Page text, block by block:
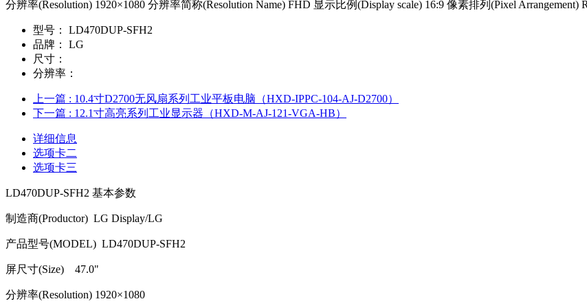
分辨率(Resolution) 1920×1080 分辨率简称(Resolution Name) FHD 显示比例(Display scale) 16:9 像素排列(Pixel
型号：
LD470DUP-SFH2
品牌：
LG
尺寸：
分辨率：
上一篇 : 10.4寸D2700无风扇系列工业平板电脑（HXD-IPPC-104-AJ-D2700）
下一篇 : 12.1寸高亮系列工业显示器（HXD-M-AJ-121-VGA-HB）
详细信息
选项卡二
选项卡三
LD470DUP-SFH2 基本参数
制造商(Productor) LG Display/LG
产品型号(MODEL) LD470DUP-SFH2
屏尺寸(Size) 47.0"
分辨率(Resolution) 1920×1080